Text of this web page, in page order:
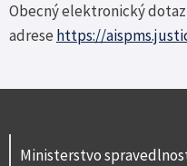
Obecný elektronický
adrese https://
Ministerstvo